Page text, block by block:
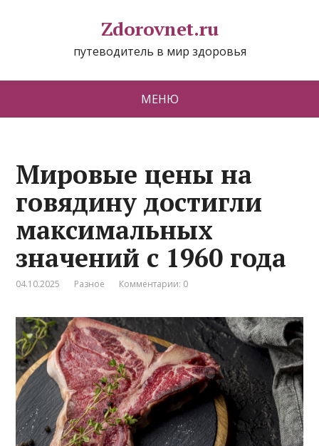
Zdorovnet.ru
путеводитель в мир здоровья
МЕНЮ
Мировые цены на
говядину достигли
максимальных
значений с 1960 года
04.10.2025 Разное Комментарии: 0